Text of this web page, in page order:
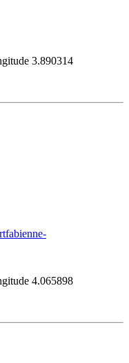
3.890314
4.065898